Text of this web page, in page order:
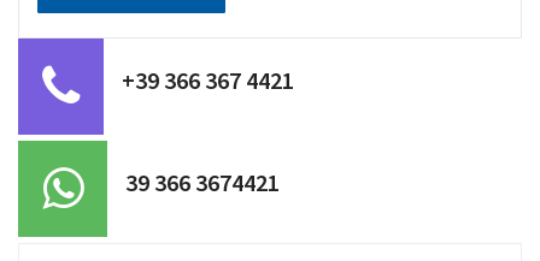
+39 366 367 4421
39 366 3674421